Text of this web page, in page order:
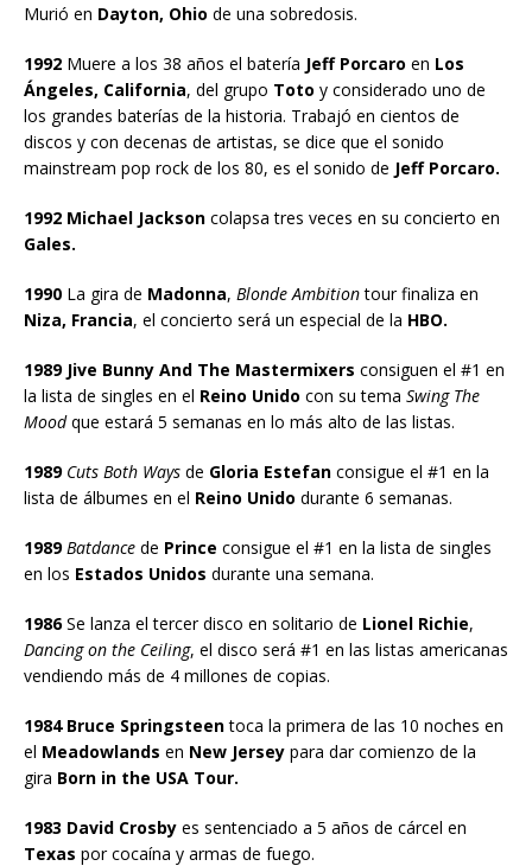
Murió en Dayton, Ohio de una sobredosis.
1992 Muere a los 38 años el batería Jeff Porcaro en Los
Ángeles, California, del grupo Toto y considerado uno de
los grandes baterías de la historia. Trabajó en cientos de
discos y con decenas de artistas, se dice que el sonido
mainstream pop rock de los 80, es el sonido de Jeff Porcaro.
1992 Michael Jackson colapsa tres veces en su concierto en
Gales.
1990 La gira de Madonna, Blonde Ambitiontour finaliza en
Niza, Francia, el concierto será un especial de la HBO.
1989 Jive Bunny And The Mastermixers consiguen el #1 en
la lista de singles en el Reino Unido con su tema Swing The
Moodque estará 5 semanas en lo más alto de las listas.
1989 Cuts Both Ways de Gloria Estefan consigue el #1 en la
lista de álbumes en el Reino Unido durante 6 semanas.
1989 Batdance de Prince consigue el #1 en la lista de singles
en los Estados Unidos durante una semana.
1986Se lanza el tercer disco en solitario de Lionel Richie,
Dancing on the Ceiling, el disco será #1 en las listas americanas
vendiendo más de 4 millones de copias.
1984 Bruce Springsteentoca la primera de las 10 noches en
el Meadowlands en New Jersey para dar comienzo de la
gira Born in the USA Tour.
1983 David Crosby es sentenciado a 5 años de cárcel en
Texas por cocaína y armas de fuego.